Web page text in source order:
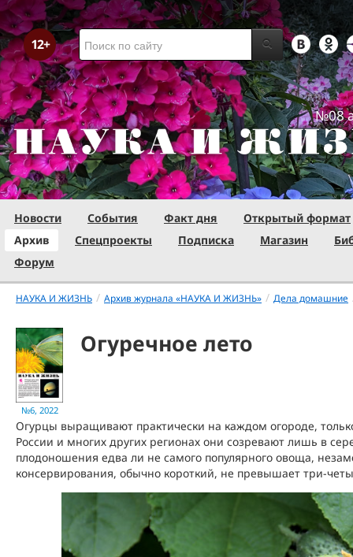
№08
Новости События Факт дня
Открытый формат
Архив
Спецпроекты Подписка Магазин
Форум
НАУКА И ЖИЗНЬ / Архив журнала «НАУКА И ЖИЗНЬ» / Дела домашние
№6, 2022
Огуречное лето
Огурцы выращивают практически на каждом огороде,
России и многих других регионах они созревают лишь в
плодоношения едва ли не самого популярного овоща,
консервирования, обычно короткий, не превышает три-